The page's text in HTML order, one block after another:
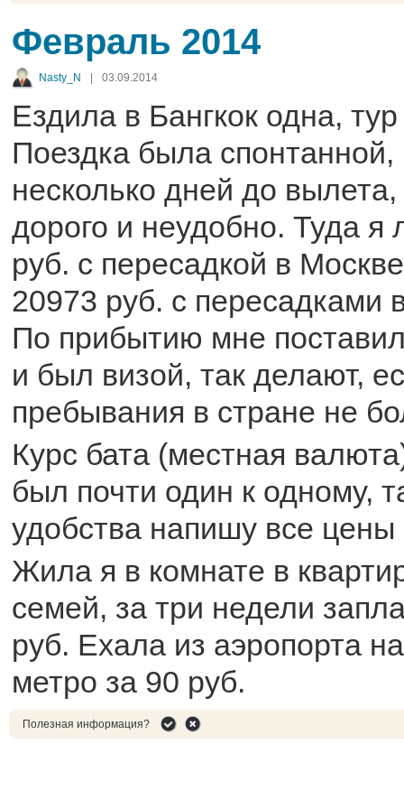
Февраль 2014
Nasty_N | 03.09.2014
Ездила в Бангкок одна,
Поездка была
несколько дней до
дорого и неудобно. Туда я
руб. с пересадкой в
20973 руб. с пересадками
По прибытию мне
и был визой, так делают,
пребывания в стране не
Курс бата (местная
был почти один к одному,
удобства напишу все цены
Жила я в комнате в
семей, за три недели
руб. Ехала из аэропорта
метро за 90 руб.
Полезная информация?